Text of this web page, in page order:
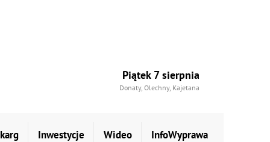
Piątek 7 sierpnia
Donaty, Olechny, Kajetana
Inwestycje Wideo InfoWyprawa